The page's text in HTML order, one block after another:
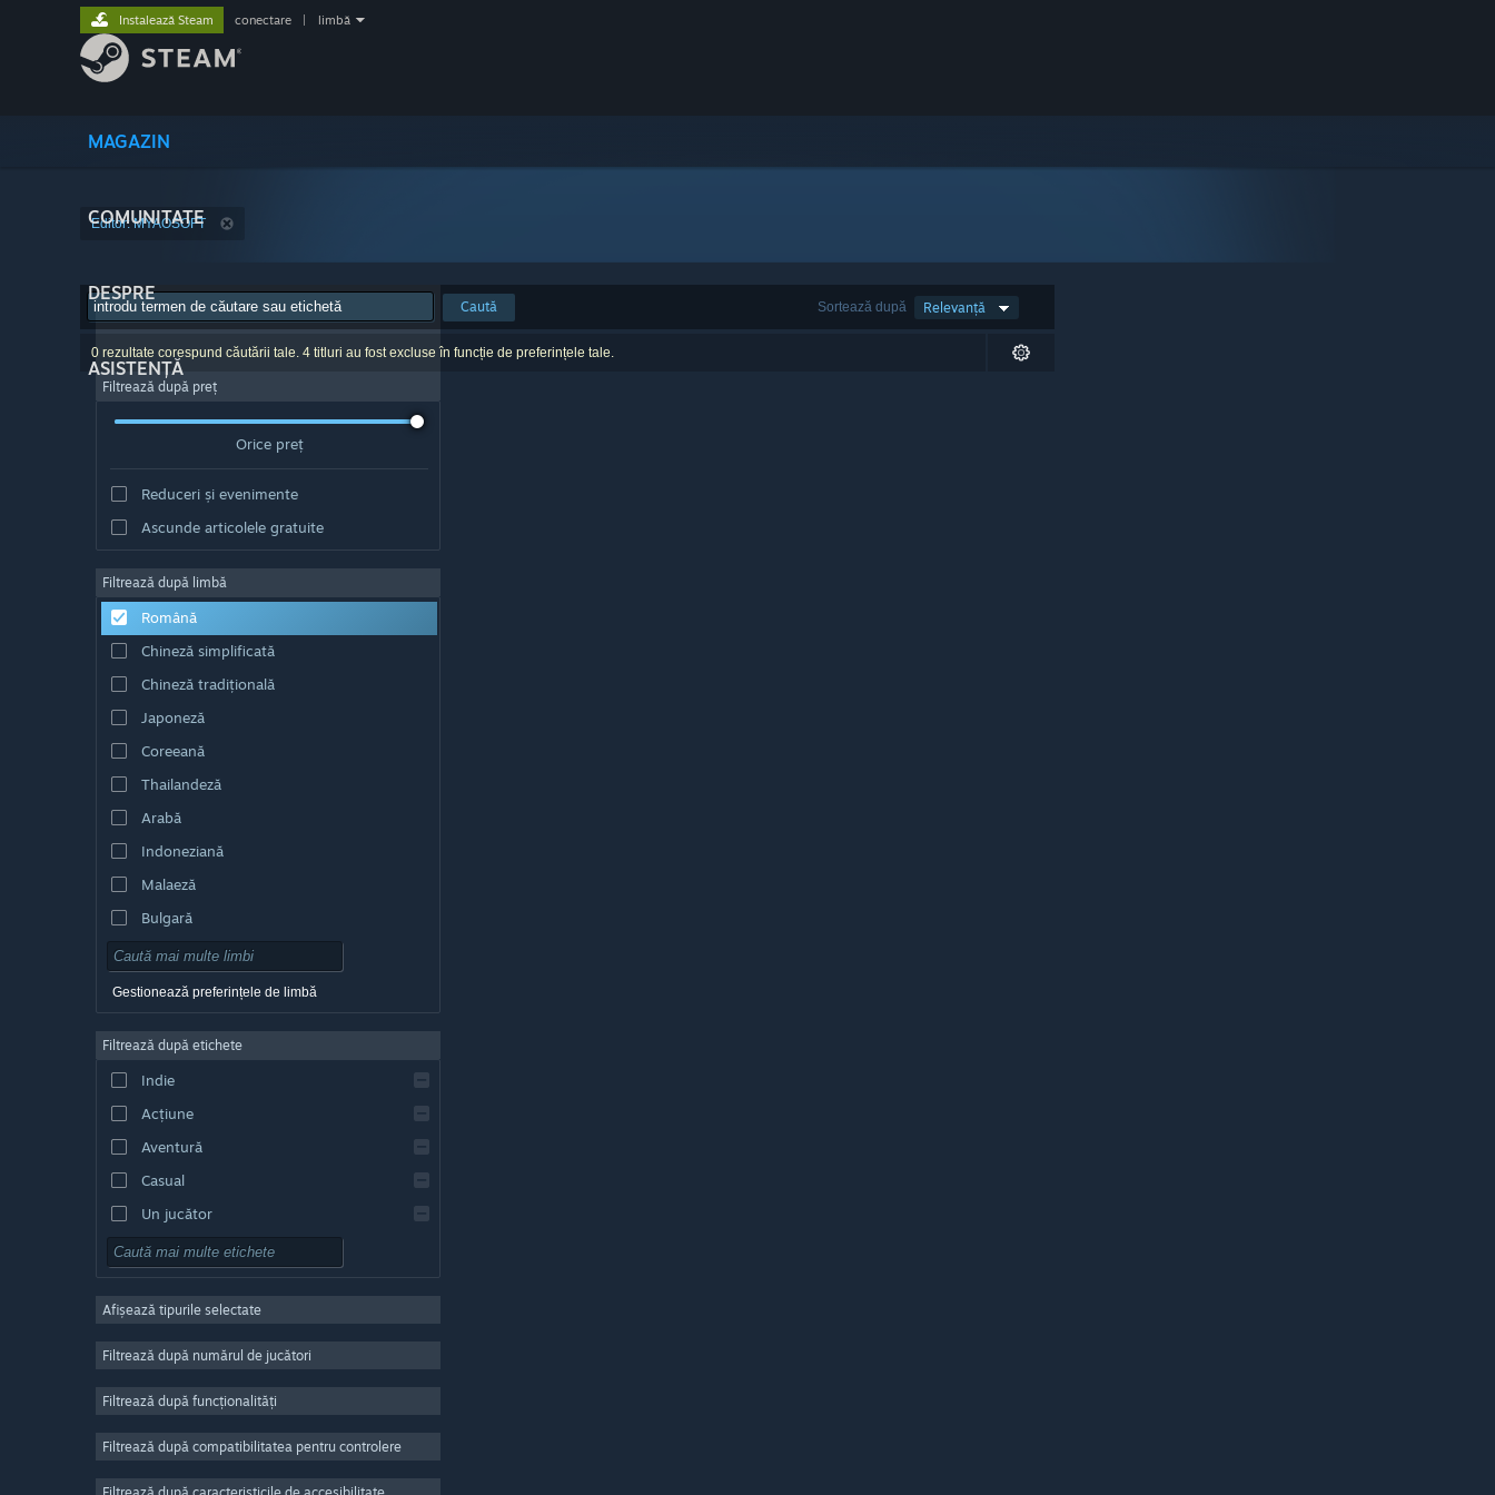
MAGAZIN
COMUNITATE
DESPRE
ASISTENȚĂ
Instalează Steam conectare limbă
Editor: MYAOSOFT
Sortează după Relevanță
Caută
0 rezultate corespund căutării tale. 4 titluri au fost excluse în funcție de preferințele tale.
Filtrează după preț
Orice preț
Reduceri și evenimente
Ascunde articolele gratuite
Filtrează după limbă
Română
Chineză simplificată
Chineză tradițională
Japoneză
Coreeană
Thailandeză
Arabă
Indoneziană
Malaeză
Bulgară
Cehă
Daneză
Engleză
Spaniolă - Spania
Spaniolă - America Latină
Gestionează preferințele de limbă
Filtrează după etichete
Indie
Acțiune
Aventură
Casual
Un jucător
Simulare
Strategie
2D
Gratuit
Afișează tipurile selectate
Filtrează după numărul de jucători
Filtrează după funcționalități
Filtrează după compatibilitatea pentru controlere